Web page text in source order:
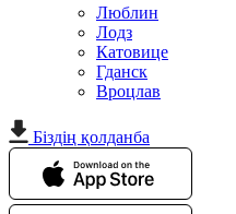
Люблин
Лодз
Катовице
Гданск
Вроцлав
Біздің қолданба